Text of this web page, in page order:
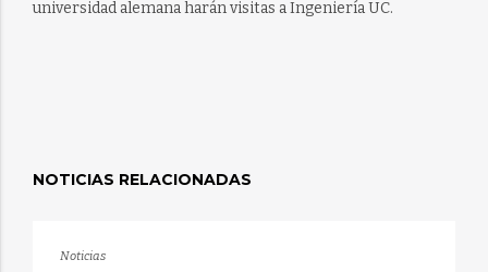
universidad alemana harán visitas a Ingeniería UC.
NOTICIAS RELACIONADAS
Noticias